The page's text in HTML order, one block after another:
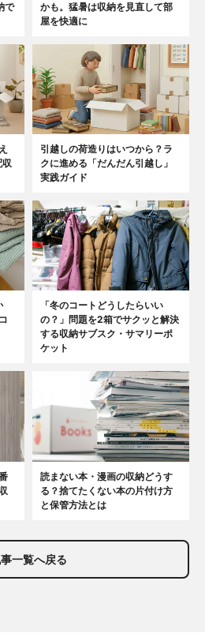
で
かも。猛暑は収納を見直して部
屋を快適に
収
引越しの荷造りはいつから？ラ
クに進める「だんだん引越し」
実践ガイド
「冬のコートどうしたらいい
の？」問題を2箱でサクッと解決
する収納サブスク・サマリーポ
ケット
読まない本・漫画の収納どうす
る？捨てたくない本の片付け方
と保管方法とは
一覧へ戻る